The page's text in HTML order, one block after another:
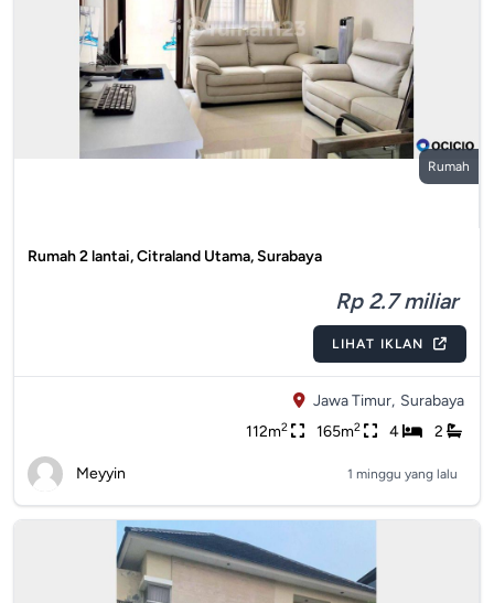
Rumah
Rumah 2 lantai, Citraland Utama, Surabaya
Rp 2.7 miliar
LIHAT IKLAN
Jawa Timur, Surabaya
112m2 165m2 4 2
Meyyin 1 minggu yang lalu